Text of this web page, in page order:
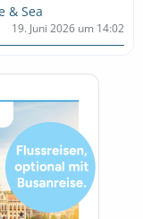
& Sea
19. Juni 2026 um 14:02